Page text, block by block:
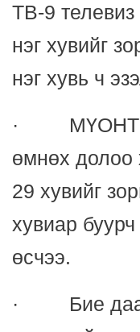
ТВ-9 телевиз
нэг хувийг
нэг хувь ч
· МҮОНТВ-
өмнөх
29 хувийг
хувиар
өсчээ.
· Бие даан